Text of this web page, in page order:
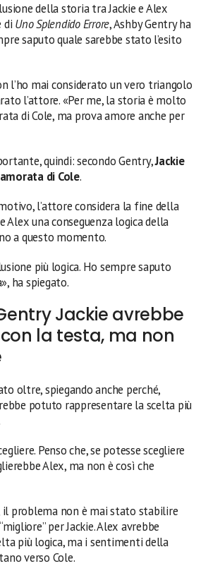
della storia tra Jackie e Alex
di Uno Splendido Errore, Ashby Gentry ha
saputo quale sarebbe stato l’esito
l’ho mai considerato un vero triangolo
l’attore. «Per me, la storia è molto
di Cole, ma prova amore anche per
quindi: secondo Gentry,Jackie
di Cole.
l’attore considera la fine della
Alex una conseguenza logica della
a questo momento.
più logica. Ho sempre saputo
ha spiegato.
Jackie avrebbe
la testa, ma non
oltre, spiegando anche perché,
potuto rappresentare la scelta più
Penso che, se potesse scegliere
Alex, ma non è così che
il problema non è mai stato stabilire
per Jackie. Alex avrebbe
più logica, ma i sentimenti della
verso Cole.